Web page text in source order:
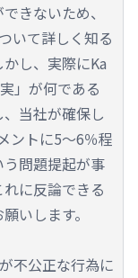
きないため、
いて詳しく知る
し、実際にKa
」が何である
当社が確保し
ントに5～6％程
問題提起が事
に反論できる
いします。
不公正な行為に